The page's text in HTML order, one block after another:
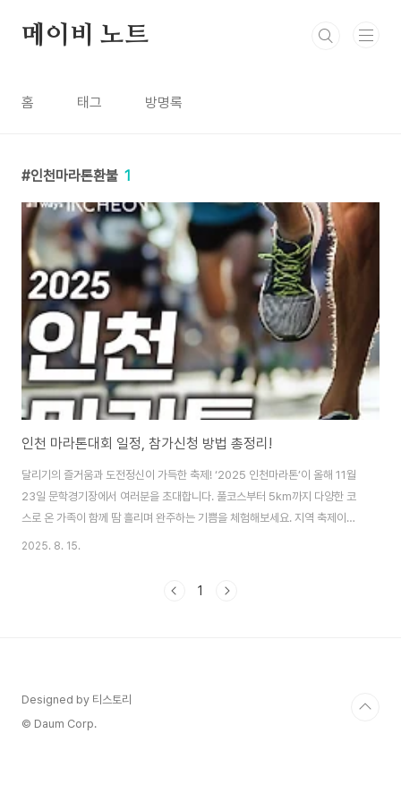
메이비 노트
홈 태그 방명록
인천마라톤환불 1
인천 마라톤대회 일정, 참가신청 방법 총정리!
달리기의 즐거움과 도전정신이 가득한 축제! ‘2025 인천마라톤’이 올해 11월
23일 문학경기장에서 여러분을 초대합니다. 풀코스부터 5km까지 다양한 코
스로 온 가족이 함께 땀 흘리며 완주하는 기쁨을 체험해보세요. 지역 축제이자
스포츠 축제인 이번 행사는 마라톤을 사랑하는 모든 이에게 특별한 순간을 선
천마라톤 공식 누리집에서 진행되며, 선착순 2만 명까지 접수됩니
2025. 8. 15.
1
Designed by 티스토리
© Daum Corp.